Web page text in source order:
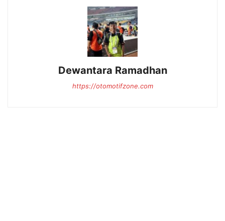
Dewantara Ramadhan
https://otomotifzone.com